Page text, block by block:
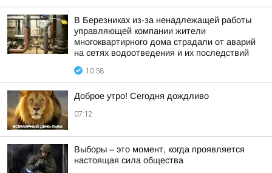
В Березниках из-за ненадлежащей работы
управляющей компании жители
многоквартирного дома страдали от аварий
на сетях водоотведения и их последствий
10:58
Доброе утро! Сегодня дождливо
07:12
Выборы – это момент, когда проявляется
настоящая сила общества